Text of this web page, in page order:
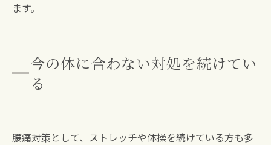
ます。
今の体に合わない対処を続けてい
る
腰痛対策として、ストレッチや体操を続けている方も多